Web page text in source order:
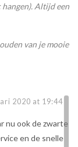
Altijd een
van je mooie
2020 at 19:44
nu ook de zwarte
en de snelle